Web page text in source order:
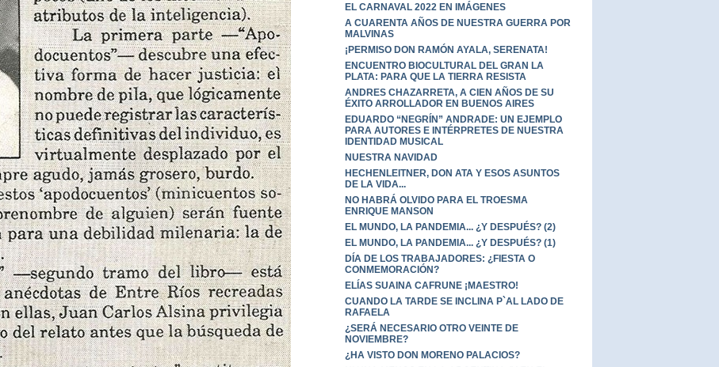
EL CARNAVAL 2022 EN IMÁGENES
A CUARENTA AÑOS DE NUESTRA GUERRA POR
MALVINAS
¡PERMISO DON RAMÓN AYALA, SERENATA!
ENCUENTRO BIOCULTURAL DEL GRAN LA
PLATA: PARA QUE LA TIERRA RESISTA
ANDRES CHAZARRETA, A CIEN AÑOS DE SU
ÉXITO ARROLLADOR EN BUENOS AIRES
EDUARDO “NEGRÍN” ANDRADE: UN EJEMPLO
PARA AUTORES E INTÉRPRETES DE NUESTRA
IDENTIDAD MUSICAL
NUESTRA NAVIDAD
HECHENLEITNER, DON ATA Y ESOS ASUNTOS
DE LA VIDA...
NO HABRÁ OLVIDO PARA EL TROESMA
ENRIQUE MANSON
EL MUNDO, LA PANDEMIA... ¿Y DESPUÉS? (2)
EL MUNDO, LA PANDEMIA... ¿Y DESPUÉS? (1)
DÍA DE LOS TRABAJADORES: ¿FIESTA O
CONMEMORACIÓN?
ELÍAS SUAINA CAFRUNE ¡MAESTRO!
CUANDO LA TARDE SE INCLINA P`AL LADO DE
RAFAELA
¿SERÁ NECESARIO OTRO VEINTE DE
NOVIEMBRE?
¿HA VISTO DON MORENO PALACIOS?